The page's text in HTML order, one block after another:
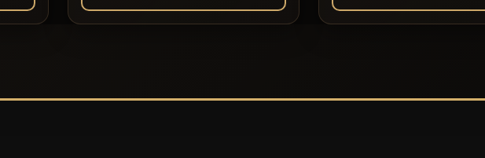
du
du
plusieurs
plusieurs